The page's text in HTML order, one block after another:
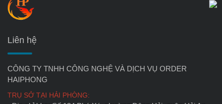
Liên hệ
CÔNG TY TNHH CÔNG NGHỆ VÀ DỊCH VỤ ORDER
HAIPHONG
TRỤ SỞ TẠI HẢI PHÒNG: